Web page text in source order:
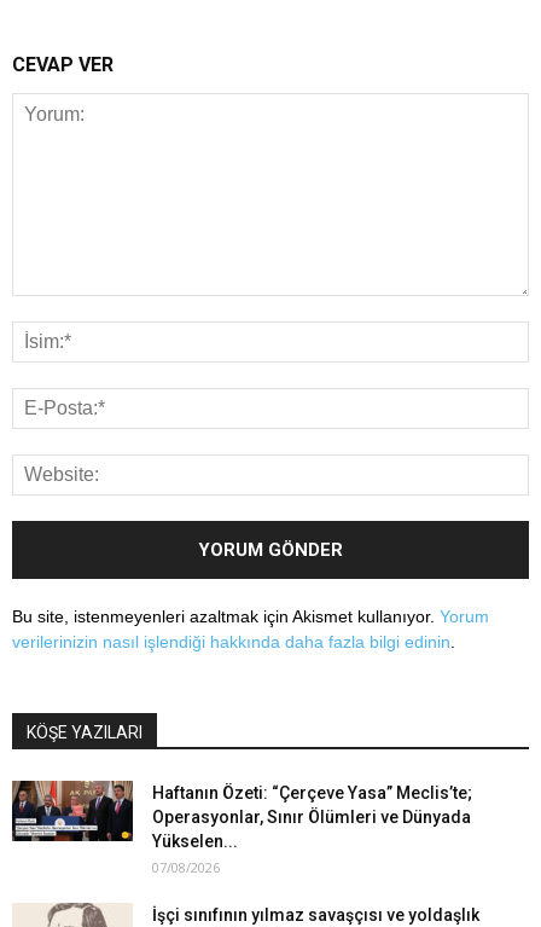
CEVAP VER
Bu site, istenmeyenleri azaltmak için Akismet kullanıyor. Yorum
verilerinizin nasıl işlendiği hakkında daha fazla bilgi edinin
KÖŞE YAZILARI
Haftanın Özeti: “Çerçeve Yasa” Meclis’te;
Operasyonlar, Sınır Ölümleri ve Dünyada
Yükselen...
07/08/2026
İşçi sınıfının yılmaz savaşçısı ve yoldaşlık